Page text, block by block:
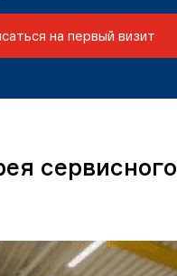
на первый визит
сервисного